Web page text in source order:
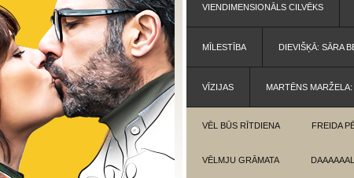
VIENDIMENSIONĀLS CILVĒKS
MĪLESTĪBA DIEVIŠĶĀ: SĀRA
VĪZIJAS MARTĒNS MARŽELA:
VĒL BŪS RĪTDIENA FREIDA
VĒLMJU GRĀMATA